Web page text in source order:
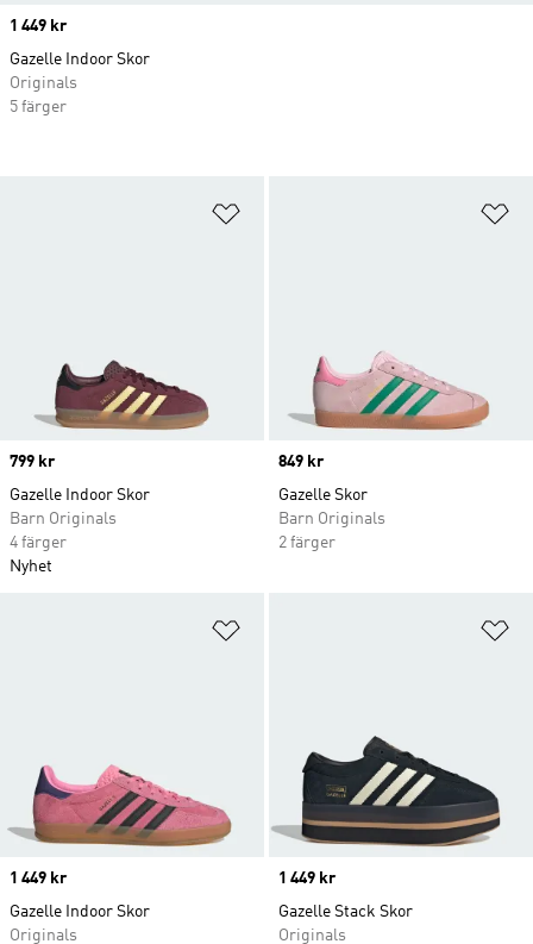
Price
799 kr
Gazelle Indoor Skor
Barn Originals
4 färger
Nyhet
Price
849 kr
Gazelle Skor
Barn Originals
2 färger
Price
1 449 kr
Gazelle Indoor Skor
Originals
Price
1 449 kr
Gazelle Stack Skor
Originals
Price
1 449 kr
Gazelle Indoor Skor
Originals
5 färger